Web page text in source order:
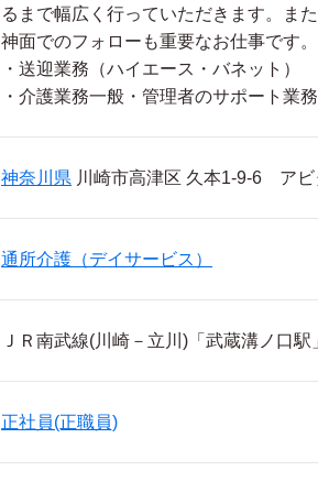
るまで幅広く行っていただきます。ま
神面でのフォローも重要なお仕事です。
・送迎業務（ハイエース・バネット）
・介護業務一般・管理者のサポート業務
神奈川県 川崎市高津区 久本1-9-6 ア
通所介護（デイサービス）
ＪＲ南武線(川崎－立川)「武蔵溝ノ口駅
正社員(正職員)